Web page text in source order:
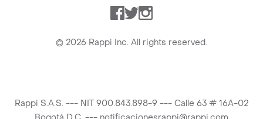
Facebook
TwitterInstagram
© 2026 Rappi Inc. All rights reserved.
Rappi S.A.S. --- NIT 900.843.898-9 --- Calle 63 # 16A-02